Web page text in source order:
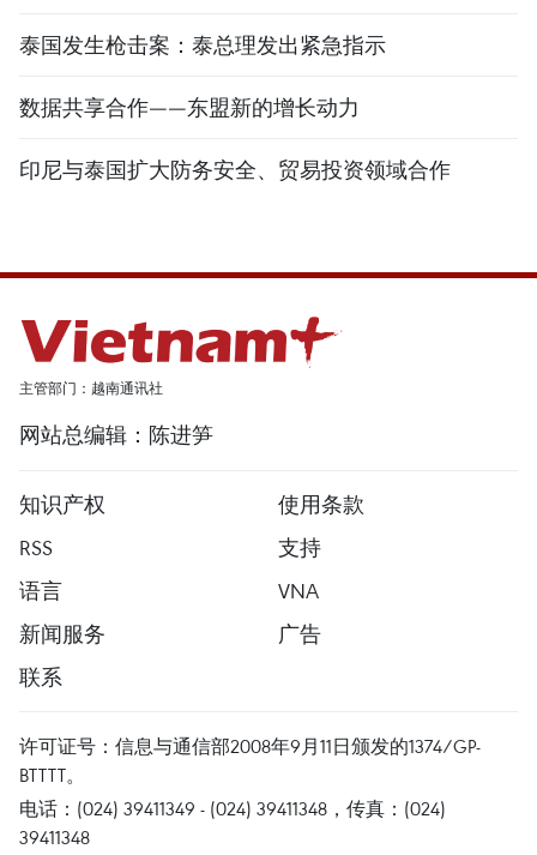
泰国发生枪击案：泰总理发出紧急指示
数据共享合作——东盟新的增长动力
印尼与泰国扩大防务安全、贸易投资领域合作
主管部门：越南通讯社
网站总编辑：陈进笋
知识产权
使用条款
RSS
支持
语言
VNA
新闻服务
广告
联系
许可证号：信息与通信部2008年9月11日颁发的1374/GP-
BTTTT。
电话：(024) 39411349 - (024) 39411348，传真：(024)
39411348